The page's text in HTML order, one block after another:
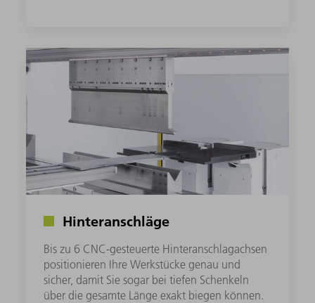
Hinteranschläge
Bis zu 6 CNC-gesteuerte Hinteranschlagachsen
positionieren Ihre Werkstücke genau und
sicher, damit Sie sogar bei tiefen Schenkeln
über die gesamte Länge exakt biegen können.